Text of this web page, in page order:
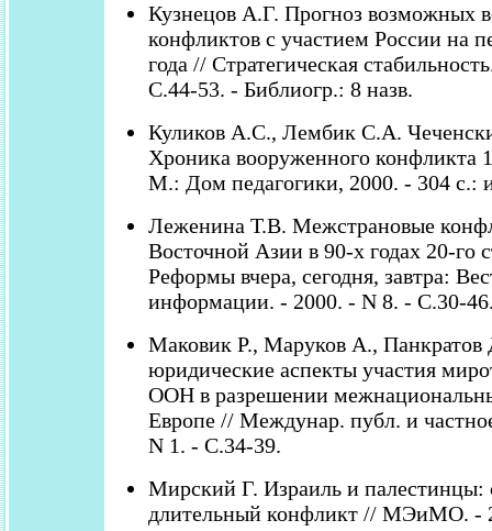
Кузнецов А.Г. Прогноз возможных
конфликтов с участием России на
года // Стратегическая
С.44-53. - Библиогр.: 8 назв.
Куликов А.С., Лембик С.А.
Хроника вооруженного конфликта
М.: Дом педагогики, 2000. - 304 с.:
Леженина Т.В. Межстрановые
Восточной Азии в 90-х годах 20-го
Реформы вчера, сегодня, завтра:
информации. - 2000. - N 8. - С.30-
Маковик Р., Маруков А., Панкратов
юридические аспекты участия
ООН в разрешении
Европе // Междунар. публ. и
N 1. - С.34-39.
Мирский Г. Израиль и палестинцы:
длительный конфликт // МЭиМО. -